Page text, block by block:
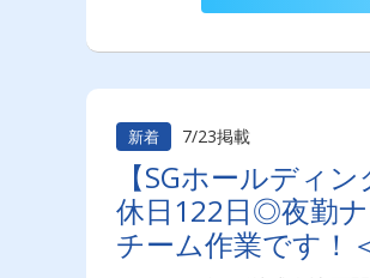
新着 7/23掲載
【SGホールディ
休日122日◎夜勤
チーム作業です！